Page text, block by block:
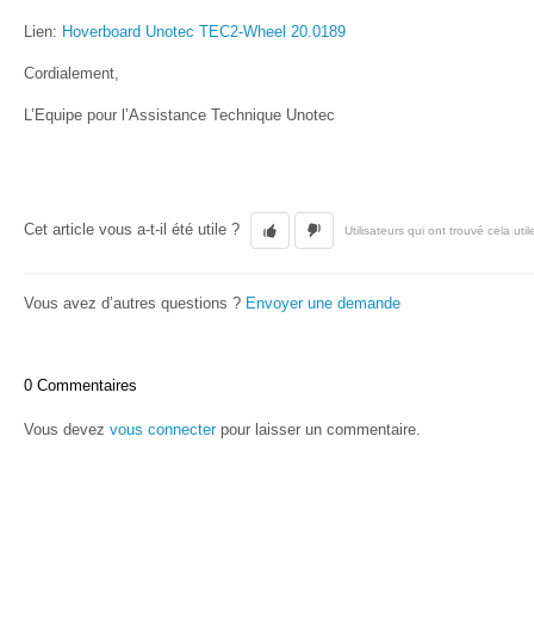
Lien: Hoverboard Unotec TEC2-Wheel 20.0189
Cordialement,
L’Equipe pour l’Assistance Technique Unotec
Cet article vous a-t-il été utile ? Utilisateurs qui ont trouvé cela
Vous avez d’autres questions ? Envoyer une demande
0 Commentaires
Vous devez vous connecterpour laisser un commentaire.